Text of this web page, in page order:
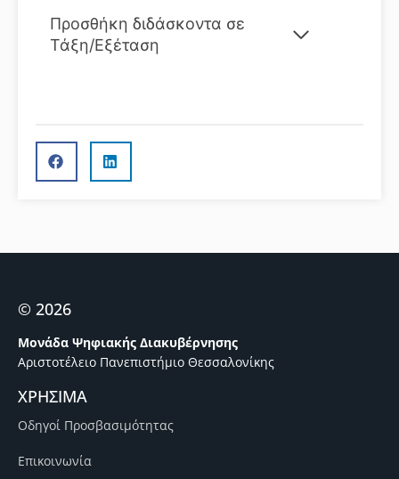
Προσθήκη διδάσκοντα σε
Τάξη/Εξέταση
© 2026
Μονάδα Ψηφιακής Διακυβέρνησης
Αριστοτέλειο Πανεπιστήμιο Θεσσαλονίκης
ΧΡΗΣΙΜΑ
Οδηγοί Προσβασιμότητας
Επικοινωνία